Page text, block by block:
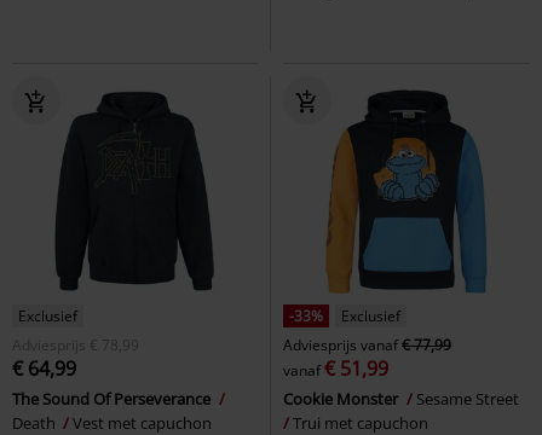
Exclusief
Adviesprijs
€ 78,99
€ 64,99
The Sound Of Perseverance
Death
Vest met capuchon
-33%
Exclusief
Adviesprijs vanaf€ 77,99
vanaf€ 51,99
Cookie Monster
Sesame Street
Trui met capuchon